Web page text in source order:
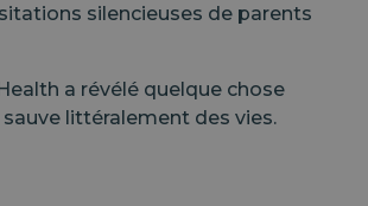
silencieuses de parents
a révélé quelque chose
littéralement des vies.